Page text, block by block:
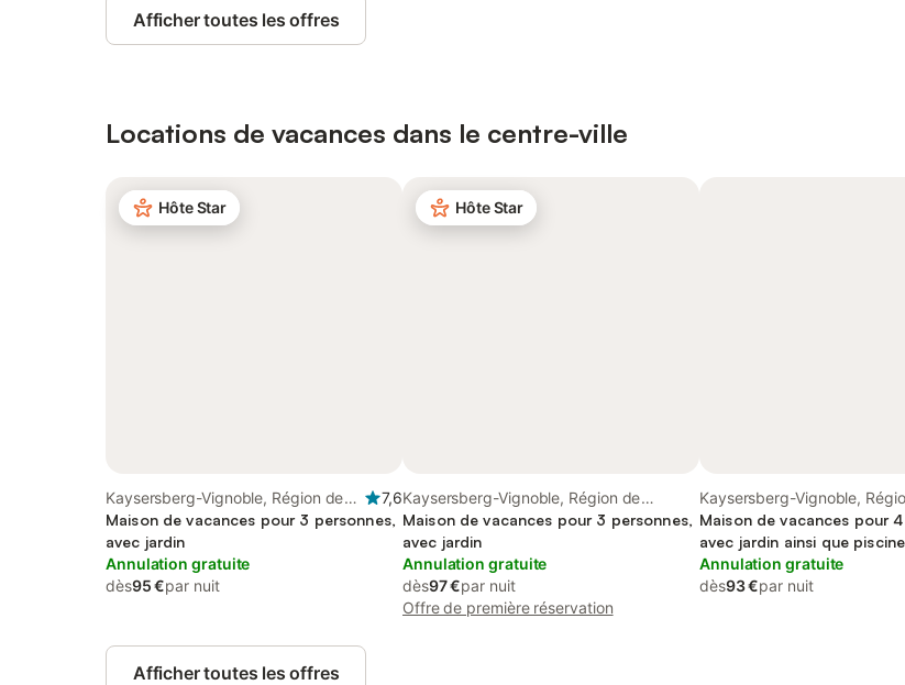
Afficher toutes les offres
Locations de vacances dans le centre-ville
Hôte Star
Kaysersberg-Vignoble, Région de
Ribeauvillé
7,6
Maison de vacances pour 3 personnes,
avec jardin
Annulation gratuite
dès95 €par nuit
Hôte Star
Kaysersberg-Vignoble, Région de
Ribeauvillé
Maison de vacances pour 3 personnes,
avec jardin
Annulation gratuite
dès97 €par nuit
Offre de première réservation
Kaysersberg-Vignoble,
Ribeauvillé
Maison de vacances pour
avec jardin ainsi que
Annulation gratuite
dès93 €par nuit
Afficher toutes les offres